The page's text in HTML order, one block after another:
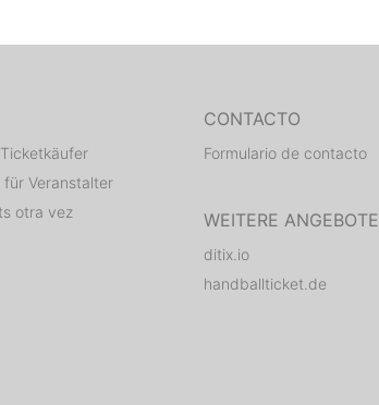
für Veranstalter
otra vez
CONTACTO
Formulario de contacto
WEITERE ANGEBOTE
ditix.io
handballticket.de